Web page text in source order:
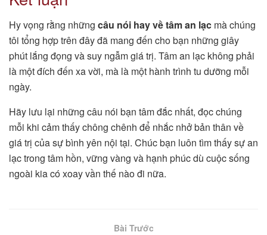
Hy vọng rằng những câu nói hay về tâm an lạc mà chúng
tôi tổng hợp trên đây đã mang đến cho bạn những giây
phút lắng đọng và suy ngẫm giá trị. Tâm an lạc không phải
là một đích đến xa vời, mà là một hành trình tu dưỡng mỗi
ngày.
Hãy lưu lại những câu nói bạn tâm đắc nhất, đọc chúng
mỗi khi cảm thấy chông chênh để nhắc nhở bản thân về
giá trị của sự bình yên nội tại. Chúc bạn luôn tìm thấy sự an
lạc trong tâm hồn, vững vàng và hạnh phúc dù cuộc sống
ngoài kia có xoay vần thế nào đi nữa.
Bài Trước